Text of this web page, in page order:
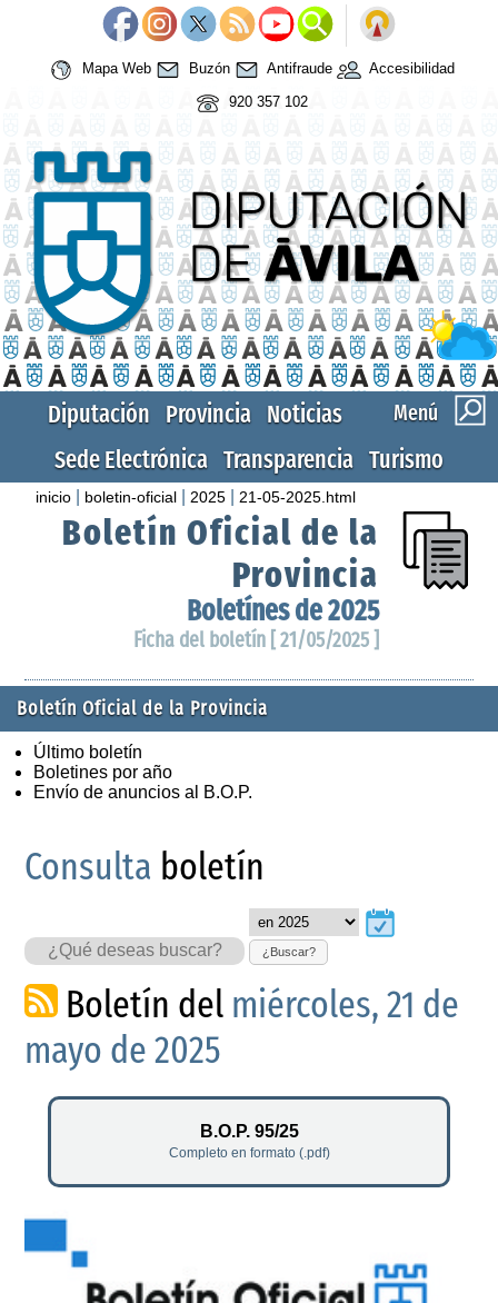
Mapa Web Buzón Antifraude
Accesibilidad
920 357 102
Menú
Diputación Provincia Noticias
Sede Electrónica Transparencia Turismo
inicio boletin-oficial 2025 21-05-2025.html
Boletín Oficial de la
Provincia
Boletínes de 2025
Ficha del boletín [ 21/05/2025 ]
Boletín Oficial de la Provincia
Último boletín
Boletines por año
Envío de anuncios al B.O.P.
Consulta boletín
¿Buscar?
Boletín del miércoles, 21 de
mayo de 2025
B.O.P. 95/25
Completo en formato (.pdf)